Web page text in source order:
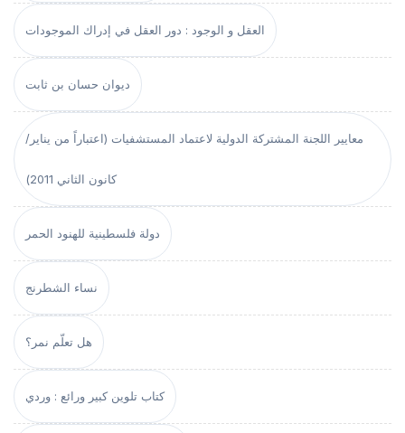
العقل و الوجود : دور العقل في إدراك الموجودات
ديوان حسان بن ثابت
معايير اللجنة المشتركة الدولية لاعتماد المستشفيات (اعتباراً من يناير/
كانون الثاني 2011)
دولة فلسطينية للهنود الحمر
نساء الشطرنج
هل تعلّم نمر؟
كتاب تلوين كبير ورائع : وردي